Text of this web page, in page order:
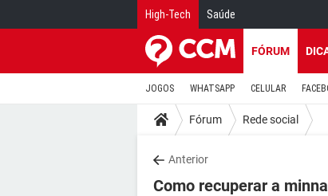
High-Tech Saúde
FÓRUM
JOGOS WHATSAPP CELULAR
Fórum Rede social
Anterior
Como recuperar a